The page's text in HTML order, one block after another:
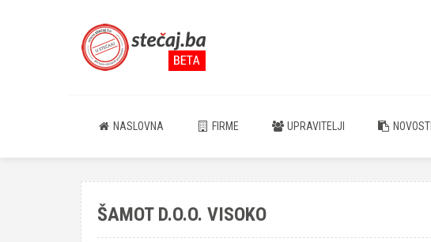
NASLOVNA FIRME UPRAVITELJI NOVOSTI
ŠAMOT D.O.O. VISOKO